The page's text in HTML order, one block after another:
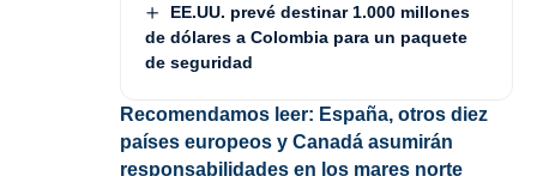
EE.UU. prevé destinar 1.000 millones
de dólares a Colombia para un paquete
de seguridad
Recomendamos leer: España, otros diez
países europeos y Canadá asumirán
responsabilidades en los mares norte